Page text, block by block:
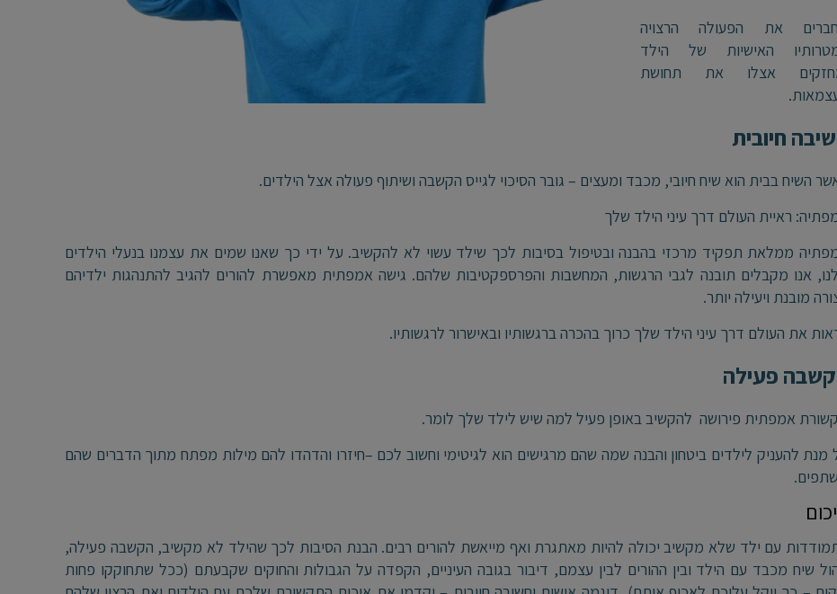
את הפעולה הרצויה
האישיות של הילד
אצלו את תחושת
חיובית
השיח בבית הוא שיח חיובי, מכבד ומעצים – גובר הסיכוי לגייס הקשבה ושיתוף פעולה אצל הילדים.
ראיית העולם דרך עיני הילד שלך
ממלאת תפקיד מרכזי בהבנה ובטיפול בסיבות לכך שילד עשוי לא להקשיב. על ידי כך שאנו שמים את עצמנו בנעלי הילדים
אנו מקבלים תובנה לגבי הרגשות, המחשבות והפרספקטיבות שלהם. גישה אמפתית מאפשרת להורים להגיב להתנהגות ילדיהם
מובנת ויעילה יותר.
את העולם דרך עיני הילד שלך כרוך בהכרה ברגשותיו ובאישרור לרגשותיו.
פעילה
אמפתית פירושה להקשיב באופן פעיל למה שיש לילד שלך לומר.
מנת להעניק לילדים ביטחון והבנה שמה שהם מרגישים הוא לגיטימי וחשוב לכם –חיזרו והדהדו להם מילות מפתח מתוך הדברים שהם
עם ילד שלא מקשיב יכולה להיות מאתגרת ואף מייאשת להורים רבים. הבנת הסיבות לכך שהילד לא מקשיב, הקשבה פעילה,
שיח מכבד עם הילד ובין ההורים לבין עצמם, דיבור בגובה העיניים, הקפדה על הגבולות והחוקים שקבעתם (ככל שתחוקקו פחות